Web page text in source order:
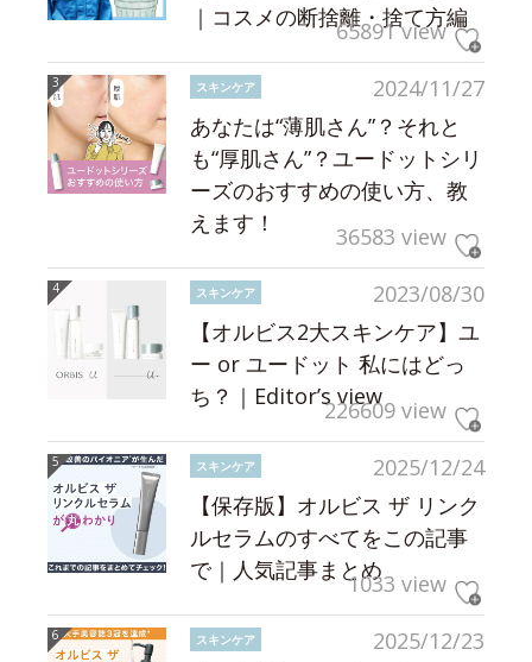
｜コスメの断捨離・捨て方編
65891 view
2024/11/27
スキンケア
あなたは“薄肌さん”？それと
も“厚肌さん”？ユードットシリ
ーズのおすすめの使い方、教
えます！
36583 view
2023/08/30
スキンケア
【オルビス2大スキンケア】ユ
ー or ユードット 私にはどっ
ち？｜Editor’s view226609 view
2025/12/24
スキンケア
【保存版】オルビス ザ リンク
ルセラムのすべてをこの記事
で｜人気記事まとめ1033 view
2025/12/23
スキンケア